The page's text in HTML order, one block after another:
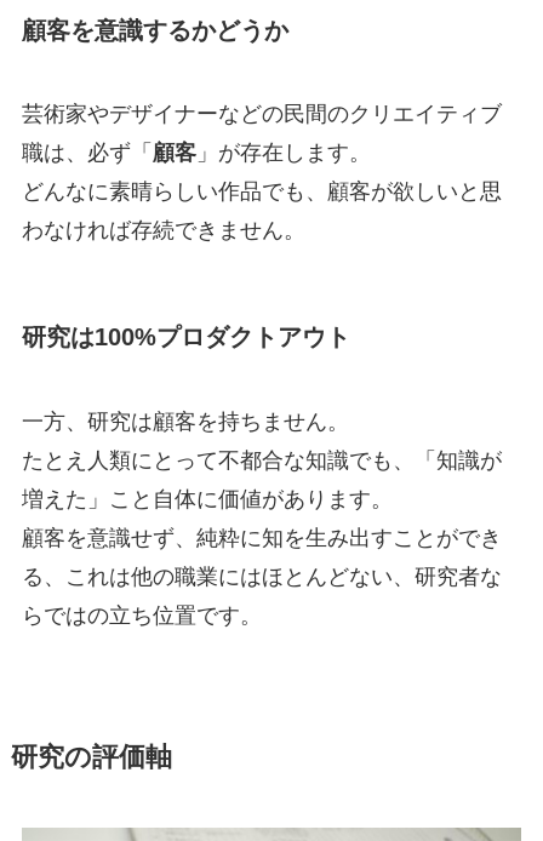
顧客を意識するかどうか
芸術家やデザイナーなどの民間のクリエイティブ
職は、必ず「 顧客」が存在します。
どんなに素晴らしい作品でも、顧客が欲しいと思
わなければ存続できません。
研究は100%プロダクトアウト
一方、研究は顧客を持ちません。
たとえ人類にとって不都合な知識でも、「知識が
増えた」こと自体に価値があります。
顧客を意識せず、純粋に知を生み出すことができ
る、これは他の職業にはほとんどない、研究者な
らではの立ち位置です。
研究の評価軸